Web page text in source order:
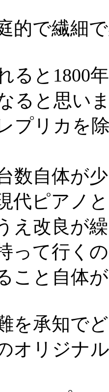
的で繊細
ると1800
ると思い
プリカを
数自体が
代ピアノ
え改良が
って行く
こと自体
を承知で
オリジナ